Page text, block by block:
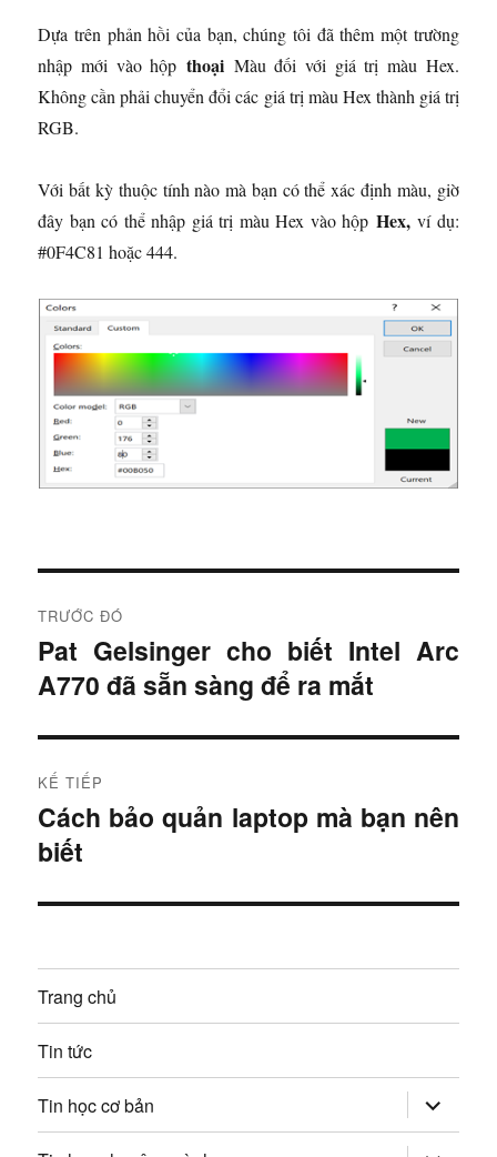
Dựa trên phản hồi của bạn, chúng tôi đã thêm một trường
nhập mới vào hộpthoại Màu đối với giá trị màu Hex.
Không cần phải chuyển đổi các giá trị màu Hex thành giá trị
RGB.
Với bất kỳ thuộc tính nào mà bạn có thể xác định màu, giờ
đây bạn có thể nhập giá trị màu Hex vào hộp Hex,ví dụ:
#0F4C81 hoặc 444.
i
ề
u
h
ư
g
b
à
i
TRƯỚC ĐÓ
B
à
t
r
ư
ớ
c
:
Pat Gelsinger cho biết Intel Arc
A770 đã sẵn sàng để ra mắt
KẾ TIẾP
B
à
t
ế
p
Cách bảo quản laptop mà bạn nên
biết
Trang chủ
Tin tức
Tin học cơ bản mở
rộng
trình